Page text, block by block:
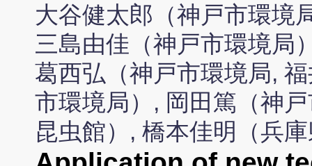
大谷健太郎（神戸市環境
三島由佳（神戸市環境局
葛西弘（神戸市環境局,
市環境局）, 岡田篤（神
昆虫館）, 橋本佳明（兵